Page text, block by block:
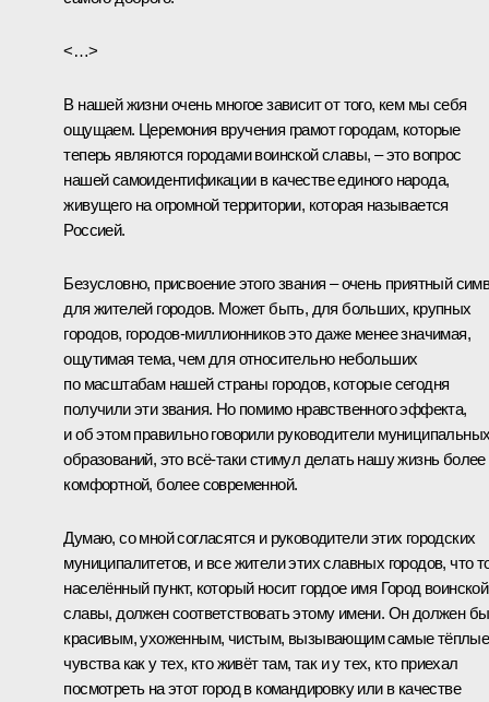
<…>
В нашей жизни очень многое зависит от того, кем мы себя
ощущаем. Церемония вручения грамот городам, которые
теперь являются городами воинской славы, – это вопрос
нашей самоидентификации в качестве единого народа,
живущего на огромной территории, которая называется
Россией.
Безусловно, присвоение этого звания – очень приятный
для жителей городов. Может быть, для больших, крупных
городов, городов-миллионников это даже менее значимая,
ощутимая тема, чем для относительно небольших
по масштабам нашей страны городов, которые сегодня
получили эти звания. Но помимо нравственного эффекта,
и об этом правильно говорили руководители
образований, это всё‑таки стимул делать нашу жизнь более
комфортной, более современной.
Думаю, со мной согласятся и руководители этих городских
муниципалитетов, и все жители этих славных городов, что
населённый пункт, который носит гордое имя Город воинской
славы, должен соответствовать этому имени. Он должен
красивым, ухоженным, чистым, вызывающим самые тёплые
чувства как у тех, кто живёт там, так и у тех, кто приехал
посмотреть на этот город в командировку или в качестве